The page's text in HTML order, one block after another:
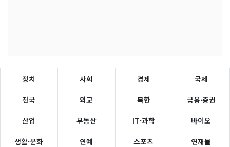
정치 사회 경제 국제
전국 외교 북한 금융·증권
산업 부동산 IT·과학 바이오
생활·문화 연예 스포츠 연재물